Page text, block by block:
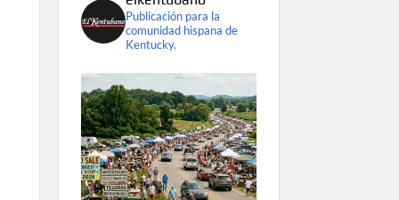
Publicación para la
comunidad hispana de
Kentucky.